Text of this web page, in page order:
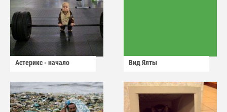
Астерикс - начало Вид Ялты